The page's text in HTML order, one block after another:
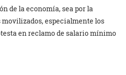
de la economía, sea por la
especialmente los
en reclamo de salario mínimo